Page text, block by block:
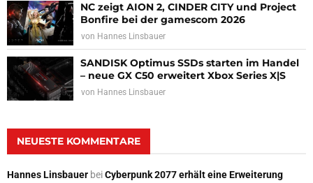
NC zeigt AION 2, CINDER CITY und Project
Bonfire bei der gamescom 2026
von Hannes Linsbauer
SANDISK Optimus SSDs starten im Handel
– neue GX C50 erweitert Xbox Series X|S
von Hannes Linsbauer
NEUESTE KOMMENTARE
Hannes Linsbauer beiCyberpunk 2077 erhält eine Erweiterung